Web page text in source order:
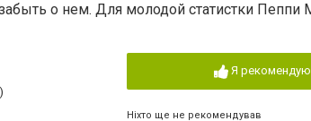
о нем. Для молодой статистки Пеппи
Я рекомендую
Ніхто ще не рекомендував